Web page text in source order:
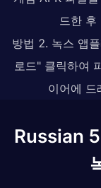
드한
방법 2. 녹스 앱
로드" 클릭하여
이어에 드
Russian